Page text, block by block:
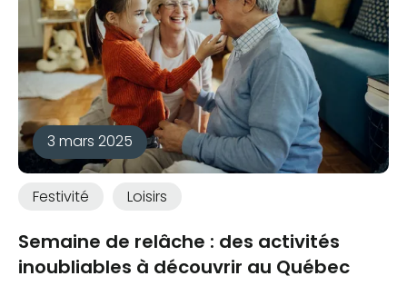
3 mars 2025
Festivité Loisirs
Semaine de relâche : des activités
inoubliables à découvrir au Québec